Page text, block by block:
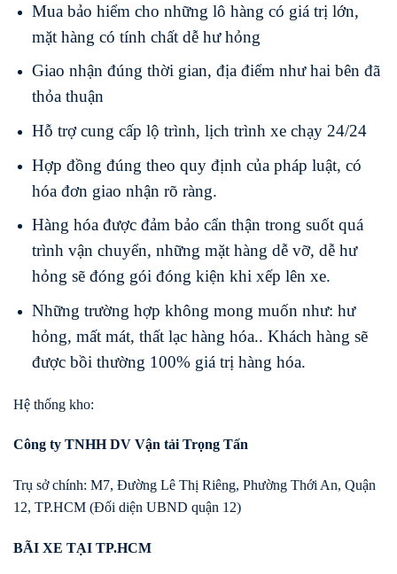
Mua bảo hiểm cho những lô hàng có giá trị lớn,
mặt hàng có tính chất dễ hư hỏng
Giao nhận đúng thời gian, địa điểm như hai bên đã
thỏa thuận
Hỗ trợ cung cấp lộ trình, lịch trình xe chạy 24/24
Hợp đồng đúng theo quy định của pháp luật, có
hóa đơn giao nhận rõ ràng.
Hàng hóa được đảm bảo cẩn thận trong suốt quá
trình vận chuyển, những mặt hàng dễ vỡ, dễ hư
hỏng sẽ đóng gói đóng kiện khi xếp lên xe.
Những trường hợp không mong muốn như: hư
hỏng, mất mát, thất lạc hàng hóa.. Khách hàng sẽ
được bồi thường 100% giá trị hàng hóa.
Hệ thống kho:
Công ty TNHH DV Vận tải Trọng Tấn
Trụ sở chính: M7, Đường Lê Thị Riêng, Phường Thới An, Quận
12, TP.HCM (Đối diện UBND quận 12)
BÃI XE TẠI TP.HCM